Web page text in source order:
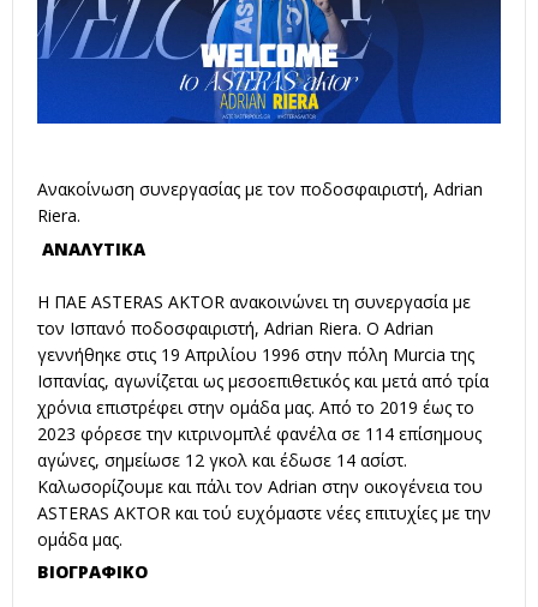
Ανακοίνωση συνεργασίας με τον ποδοσφαιριστή, Adrian
Riera.
ΑΝΑΛΥΤΙΚΑ
Η ΠΑΕ ASTERAS AKTOR ανακοινώνει τη συνεργασία με
τον Ισπανό ποδοσφαιριστή, Adrian Riera. Ο Adrian
γεννήθηκε στις 19 Απριλίου 1996 στην πόλη Murcia της
Ισπανίας, αγωνίζεται ως μεσοεπιθετικός και μετά από τρία
χρόνια επιστρέφει στην ομάδα μας. Από το 2019 έως το
2023 φόρεσε την κιτρινομπλέ φανέλα σε 114 επίσημους
αγώνες, σημείωσε 12 γκολ και έδωσε 14 ασίστ.
Καλωσορίζουμε και πάλι τον Adrian στην οικογένεια του
ASTERAS AKTOR και τού ευχόμαστε νέες επιτυχίες με την
ομάδα μας.
ΒΙΟΓΡΑΦΙΚΟ